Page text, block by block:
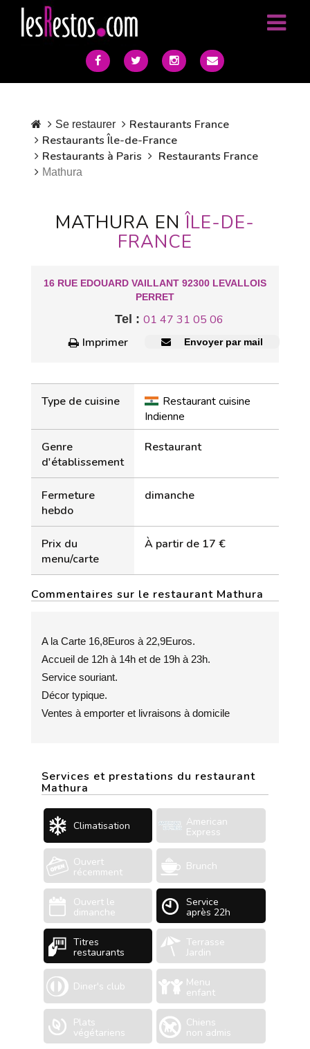
Se restaurer
Restaurants France
Restaurants Île-de-France
Restaurants à Paris
Restaurants France
Mathura
MATHURA ENÎLE-DE-
FRANCE
16 RUE EDOUARD VAILLANT 92300 LEVALLOIS
PERRET
Tel : 01 47 31 05 06
Imprimer
Envoyer par mail
Type de cuisine
Restaurant cuisine
Indienne
Genre
d'établissement
Restaurant
Fermeture
hebdo
dimanche
Prix du
menu/carte
À partir de 17 €
Commentaires sur le restaurant Mathura
A la Carte 16,8Euros à 22,9Euros.
Accueil de 12h à 14h et de 19h à 23h.
Service souriant.
Décor typique.
Ventes à emporter et livraisons à domicile
Services et prestations du restaurant
Mathura
Climatisation American
Express
Ouvert
récemment Brunch
Ouvert le
dimanche
Service
après 22h
Titres
restaurants
Terrasse
Jardin
Diner's club Menu
enfant
Plats
végétariens
Chiens
non admis